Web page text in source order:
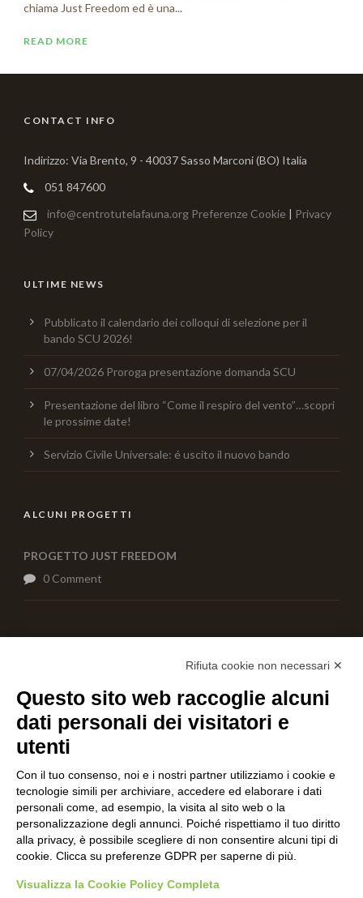
chiama Just Freedom ed è una...
READ MORE
CONTACT INFO
Indirizzo: Via Brento, 9 - 40037 Sasso Marconi (BO) Italia
051 847600
info@centrotutelafauna.org Preferenze Cookie | Privacy
Policy
ULTIME NEWS
Pubblicato il calendario dei colloqui di selezione per il
bando SCU 2026!
07/04/2026 Proroga presentazione domanda SCU
Presentazione del libro “Come il respiro del vento”…scopri
le prossime date!
Servizio Civile Universale: é uscito il nuovo bando
ALCUNI PROGETTI
PROGETTO JUST FREEDOM
0 Comment
Rifiuta cookie non necessari ✕
Questo sito web raccoglie alcuni
dati personali dei visitatori e
utenti
Con il tuo consenso, noi e i nostri partner utilizziamo i cookie e
tecnologie simili per archiviare, accedere ed elaborare i dati
personali come, ad esempio, la visita al sito web o la
personalizzazione degli annunci. Poiché rispettiamo il tuo diritto
alla privacy, è possibile scegliere di non consentire alcuni tipi di
cookie. Clicca su preferenze GDPR per saperne di più.
Visualizza la Cookie Policy Completa